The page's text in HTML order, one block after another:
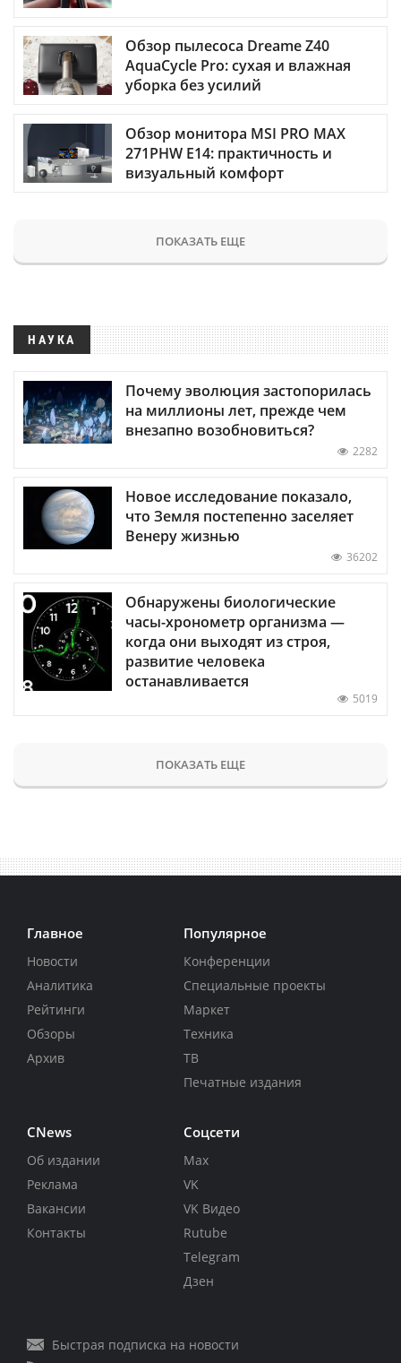
Обзор пылесоса Dreame Z40
AquaCycle Pro: сухая и влажная
уборка без усилий
Обзор монитора MSI PRO MAX
271PHW E14: практичность и
визуальный комфорт
ПОКАЗАТЬ ЕЩЕ
НАУКА
Почему эволюция застопорилась
на миллионы лет, прежде чем
внезапно возобновиться?
2282
Новое исследование показало,
что Земля постепенно заселяет
Венеру жизнью
36202
Обнаружены биологические
часы-хронометр организма —
когда они выходят из строя,
развитие человека
останавливается
5019
ПОКАЗАТЬ ЕЩЕ
Главное
Новости
Аналитика
Рейтинги
Обзоры
Архив
Популярное
Конференции
Специальные проекты
Маркет
Техника
ТВ
Печатные издания
CNews
Об издании
Реклама
Вакансии
Контакты
Соцсети
Max
VK
VK Видео
Rutube
Telegram
Дзен
Быстрая подписка на новости